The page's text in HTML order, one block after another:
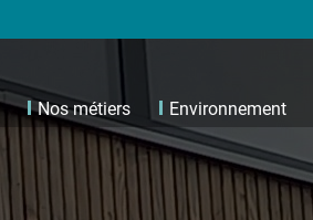
Nos métiers Environnement